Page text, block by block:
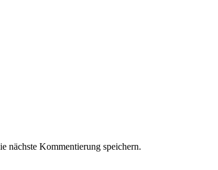
nächste Kommentierung speichern.